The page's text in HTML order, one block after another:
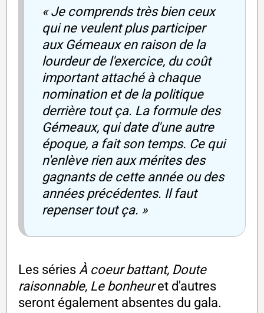
« Je comprends très bien ceux
qui ne veulent plus participer
aux Gémeaux en raison de la
lourdeur de l'exercice, du coût
important attaché à chaque
nomination et de la politique
derrière tout ça. La formule des
Gémeaux, qui date d'une autre
époque, a fait son temps. Ce qui
n'enlève rien aux mérites des
gagnants de cette année ou des
années précédentes. Il faut
repenser tout ça. »
Les séries À coeur battant, Doute
raisonnable, Le bonheuret d'autres
seront également absentes du gala.